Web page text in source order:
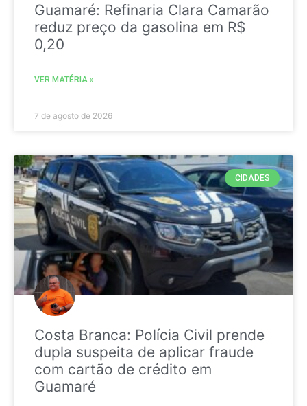
Guamaré: Refinaria Clara Camarão
reduz preço da gasolina em R$
0,20
VER MATÉRIA »
7 de agosto de 2026
CIDADES
Costa Branca: Polícia Civil prende
dupla suspeita de aplicar fraude
com cartão de crédito em
Guamaré